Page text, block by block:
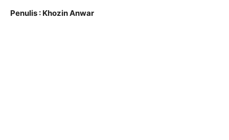
Penulis : Khozin Anwar